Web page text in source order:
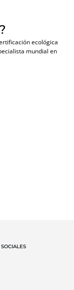
ecológica
mundial en